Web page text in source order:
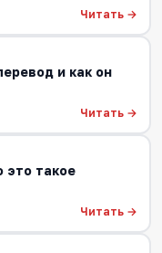
Читать →
и как он
Читать →
это такое
Читать →